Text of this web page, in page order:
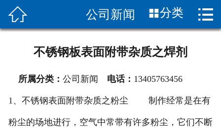
 首页
 公司新闻 分类 
不锈钢板表面附带杂质之焊剂
所属分类： 公司新闻 电话： 13405763456
1、不锈钢表面附带杂质之粉尘 制作经常是在有
粉尘的场地进行，空气中常带有许多粉尘，它们不断